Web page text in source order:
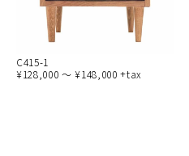
C415-1
¥128,000 ～ ¥148,000 +tax